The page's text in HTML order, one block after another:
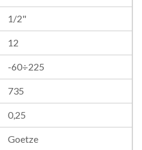
1/2"
12
-60÷225
735
0,25
Goetze